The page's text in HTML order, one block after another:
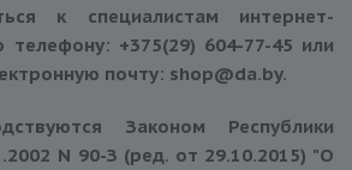
к специалистам интернет-
телефону: +375(29) 604-77-45 или
почту: shop@da.by.
Законом Республики
N 90-З (ред. от 29.10.2015) "О